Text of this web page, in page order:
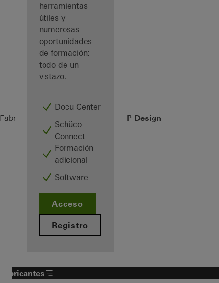
herramientas
útiles y
numerosas
oportunidades
de formación:
todo de un
vistazo.
Docu Center
Schüco
Connect
Formación
adicional
Software
Acceso
Registro
Fabricantes AD UP Design Edition
Fabricantes